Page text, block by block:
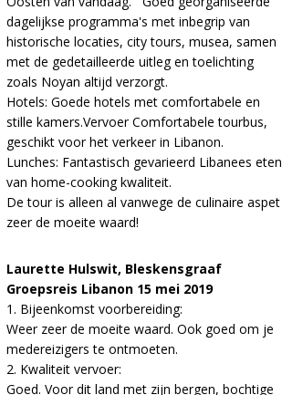
dagelijkse programma's met inbegrip van
historische locaties, city tours, musea, samen
met de gedetailleerde uitleg en toelichting
zoals Noyan altijd verzorgt.
Hotels: Goede hotels met comfortabele en
stille kamers.Vervoer Comfortabele tourbus,
geschikt voor het verkeer in Libanon.
Lunches: Fantastisch gevarieerd Libanees eten
van home-cooking kwaliteit.
De tour is alleen al vanwege de culinaire aspet
zeer de moeite waard!
Laurette Hulswit, Bleskensgraaf
Groepsreis Libanon 15 mei 2019
1. Bijeenkomst voorbereiding:
Weer zeer de moeite waard. Ook goed om je
medereizigers te ontmoeten.
2. Kwaliteit vervoer:
Goed. Voor dit land met zijn bergen, bochtige